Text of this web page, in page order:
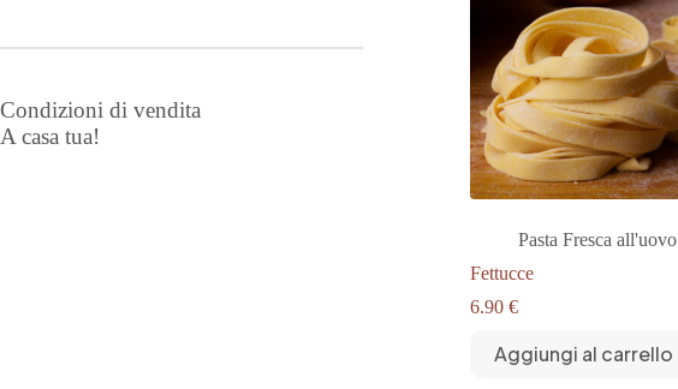
Pasta Fresca all'uovo
Fettucce
6.90 €
Aggiungi al carrello
Condizioni di vendita
A casa tua!